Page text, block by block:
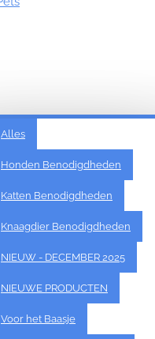
Alles
Honden Benodigdheden
Katten Benodigdheden
Knaagdier Benodigdheden
NIEUW - DECEMBER 2025
NIEUWE PRODUCTEN
Voor het Baasje